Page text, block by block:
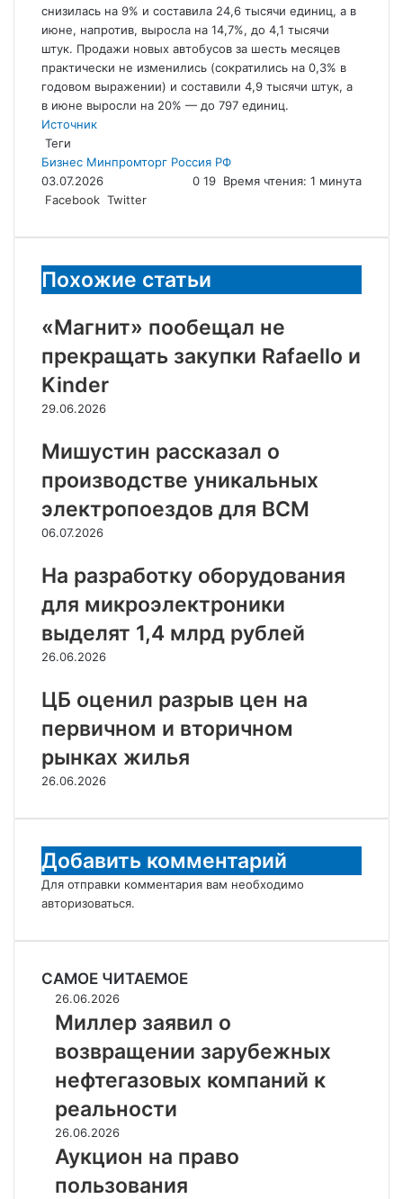
снизилась на 9% и составила 24,6 тысячи единиц, а в
июне, напротив, выросла на 14,7%, до 4,1 тысячи
штук. Продажи новых автобусов за шесть месяцев
практически не изменились (сократились на 0,3% в
годовом выражении) и составили 4,9 тысячи штук, а
в июне выросли на 20% — до 797 единиц.
Источник
Теги
Бизнес Минпромторг Россия РФ
03.07.2026
0 19 Время чтения: 1 минута
Facebook Twitter
электронную
Похожие статьи
«Магнит» пообещал не
прекращать закупки Rafaello и
Kinder
29.06.2026
Мишустин рассказал о
производстве уникальных
электропоездов для ВСМ
06.07.2026
На разработку оборудования
для микроэлектроники
выделят 1,4 млрд рублей
26.06.2026
ЦБ оценил разрыв цен на
первичном и вторичном
рынках жилья
26.06.2026
Добавить комментарий
Для отправки комментария вам необходимо
авторизоваться.
САМОЕ ЧИТАЕМОЕ
Миллер
заявил
возвращении
зарубежных
нефтегазовых
компаний
к
реальности
26.06.2026
Миллер заявил о
возвращении зарубежных
нефтегазовых компаний к
реальности
Аукцион
на
право
пользования
26.06.2026
Аукцион на право
пользования